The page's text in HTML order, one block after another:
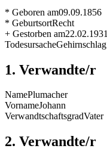
* Geboren am09.09.1856
* GeburtsortRecht
+ Gestorben am22.02.1931
TodesursacheGehirnschlag
1. Verwandte/r
NamePlumacher
VornameJohann
VerwandtschaftsgradVater
2. Verwandte/r